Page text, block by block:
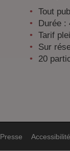
Tout
Durée :
Tarif
Sur
20
Presse